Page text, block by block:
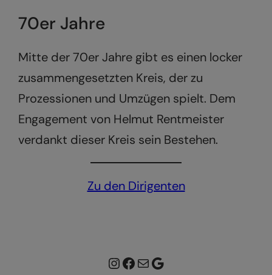
70er Jahre
Mitte der 70er Jahre gibt es einen locker
zusammengesetzten Kreis, der zu
Prozessionen und Umzügen spielt. Dem
Engagement von Helmut Rentmeister
verdankt dieser Kreis sein Bestehen.
Zu den Dirigenten
Instagram
Facebook
E-MailGoogle